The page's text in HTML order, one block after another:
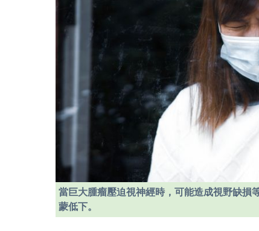
當巨大腫瘤壓迫視神經時，可能造成視野缺損
蒙低下。